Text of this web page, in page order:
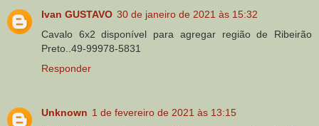
Ivan GUSTAVO 30 de janeiro de 2021 às 15:32
Cavalo 6x2 disponível para agregar região de Ribeirão
Preto..49-99978-5831
Responder
Unknown 1 de fevereiro de 2021 às 13:15